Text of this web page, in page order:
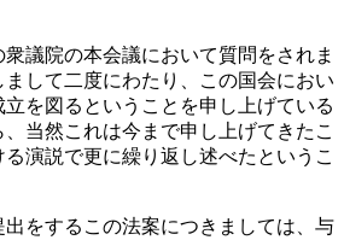
議院の本会議において質問をされま
まして二度にわたり、この国会におい
を図るということを申し上げている
当然これは今まで申し上げてきたこ
演説で更に繰り返し述べたというこ
をするこの法案につきましては、与